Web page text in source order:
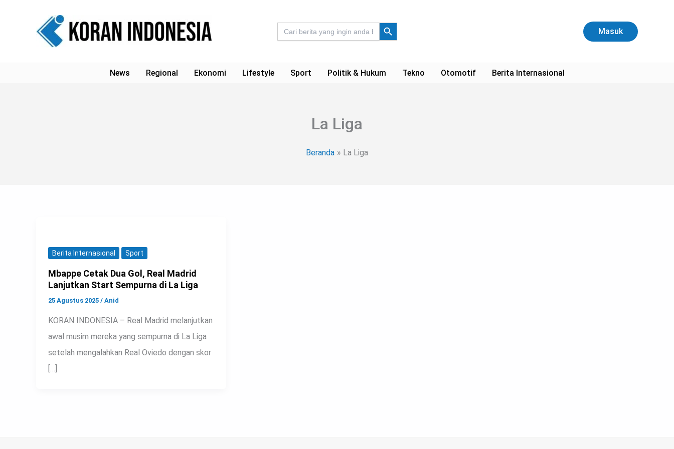
Search
for:
Search Button
Masuk
News Regional Ekonomi Lifestyle Sport Politik & Hukum Tekno Otomotif Berita Internasional
La Liga
Beranda La Liga
Berita Internasional Sport
Mbappe Cetak Dua Gol, Real Madrid
Lanjutkan Start Sempurna di La Liga
25 Agustus 2025 / Anid
KORAN INDONESIA – Real Madrid melanjutkan
awal musim mereka yang sempurna di La Liga
setelah mengalahkan Real Oviedo dengan skor
[…]